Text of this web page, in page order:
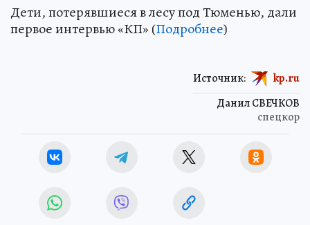
Дети, потерявшиеся в лесу под Тюменью, дали
первое интервью «КП» (Подробнее)
Данил СВЕЧКОВ
спецкор
Источник: kp.ru